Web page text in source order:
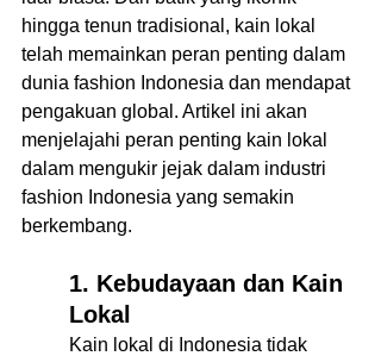
hingga tenun tradisional, kain lokal
telah memainkan peran penting dalam
dunia fashion Indonesia dan mendapat
pengakuan global. Artikel ini akan
menjelajahi peran penting kain lokal
dalam mengukir jejak dalam industri
fashion Indonesia yang semakin
berkembang.
1. Kebudayaan dan Kain
Lokal
Kain lokal di Indonesia tidak